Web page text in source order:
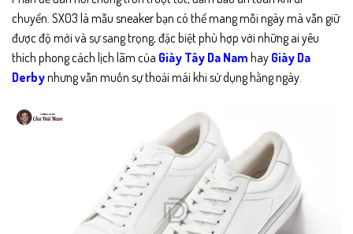
chuyển. SX03 là mẫu sneaker bạn có thể mang mỗi ngày mà vẫn giữ
được độ mới và sự sang trọng, đặc biệt phù hợp với những ai yêu
thích phong cách lịch lãm của Giày Tây Da Nam hay Giày Da
Derbynhưng vẫn muốn sự thoải mái khi sử dụng hằng ngày.